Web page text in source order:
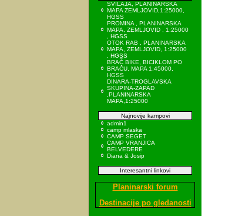
SVILAJA, PLANINARSKA
MAPA ZEMLJOVID,1:25000,
HGSS
PROMINA , PLANINARSKA
MAPA, ZEMLJOVID , 1:25000
, HGSS
OTOK RAB , PLANINARSKA
MAPA, ZEMLJOVID, 1:25000
, HGSS
BRAČ BIKE, BICIKLOM PO
BRAČU, MAPA 1:45000,
HGSS
DINARA-TROGLAVSKA
SKUPINA-ZAPAD
,PLANINARSKA
MAPA,1:25000
Najnovije kampovi
admin1
camp mlaska
CAMP SEGET
CAMP VRANJICA
BELVEDERE
Diana & Josip
Interesantni linkovi
Planinarski forum
Destinacije po gledanosti